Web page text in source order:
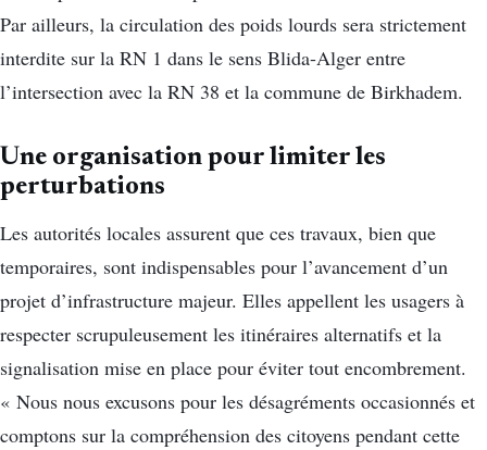
Par ailleurs, la circulation des poids lourds sera strictement
interdite sur la RN 1 dans le sens Blida-Alger entre
l’intersection avec la RN 38 et la commune de Birkhadem.
Une organisation pour limiter les
perturbations
Les autorités locales assurent que ces travaux, bien que
temporaires, sont indispensables pour l’avancement d’un
projet d’infrastructure majeur. Elles appellent les usagers à
respecter scrupuleusement les itinéraires alternatifs et la
signalisation mise en place pour éviter tout encombrement.
« Nous nous excusons pour les désagréments occasionnés et
comptons sur la compréhension des citoyens pendant cette